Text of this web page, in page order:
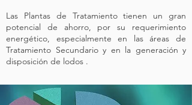
Las Plantas de Tratamiento tienen un gran
potencial de ahorro, por su requerimiento
energético, especialmente en las áreas de
Tratamiento Secundario y en la generación y
disposición de lodos .